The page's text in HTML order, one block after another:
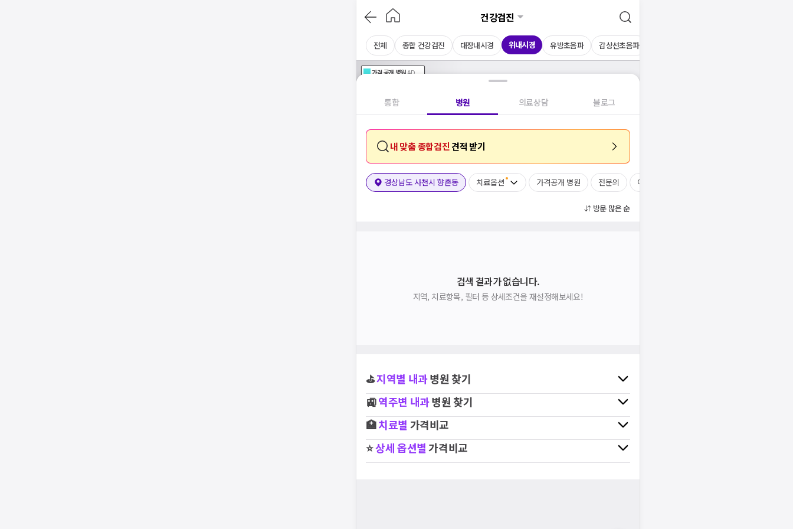
건강검진
전체 종합 건강검진 대장내시경 위내시경 유방초음파 갑상선초음파
가격공개 병원AD
통합 병원 의료상담 블로그
내 맞춤 종합검진 견적 받기
경상남도 사천시 향촌동 치료옵션 가격공개 병원 전문의 여의사
방문 많은 순
검색 결과가 없습니다.
지역, 치료항목, 필터 등 상세조건을 재설정해보세요!
⛳지역별 내과병원 찾기
🚉역주변 내과병원 찾기
🏥치료별 가격비교
⭐상세 옵션별가격비교